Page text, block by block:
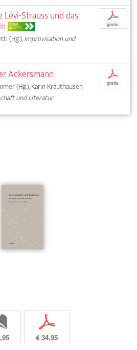
Lévi-Strauss und das
OPEN
ACCESS
(Hg.),Improvisation und
p
gratis
Ackersmann
(Hg.), Karin Krauthausen
und Literatur
p
gratis
p
€ 34,95